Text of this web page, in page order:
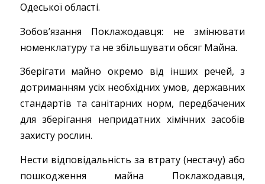
Одеської області.
Зобов’язання Поклажодавця: не змінювати
номенклатуру та не збільшувати обсяг Майна.
Зберігати майно окремо від інших речей, з
дотриманням усіх необхідних умов, державних
стандартів та санітарних норм, передбачених
для зберігання непридатних хімічних засобів
захисту рослин.
Нести відповідальність за втрату (нестачу) або
пошкодження майна Поклажодавця,